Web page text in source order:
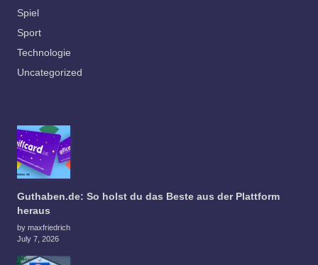
Spiel
Sport
Technologie
Uncategorized
Guthaben.de: So holst du das Beste aus der Plattform
heraus
by maxfriedrich
July 7, 2026